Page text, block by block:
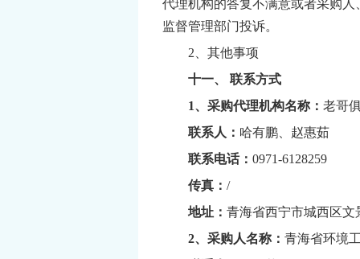
代理机构的答复不满意或者采购
监督管理部门投诉。
2 、其他事项
十一、 联系方式
1、采购代理机构名称： 老哥
联系人： 哈有鹏、赵惠茹
联系电话： 0971-6128259
传真： /
地址： 青海省西宁市城西区文
2、采购人名称： 青海省环境